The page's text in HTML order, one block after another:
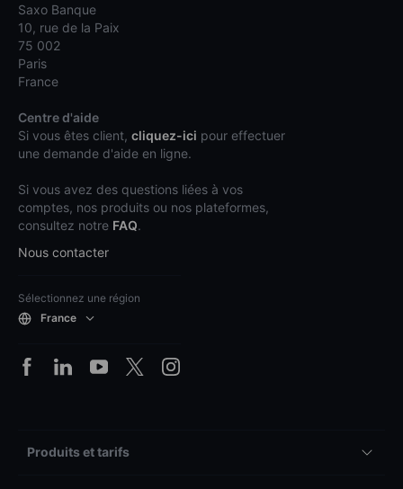
Saxo Banque
10, rue de la Paix
75 002
Paris
France
Centre d'aide
Si vous êtes client, cliquez-ici pour effectuer
une demande d'aide en ligne.
Si vous avez des questions liées à vos
comptes, nos produits ou nos plateformes,
consultez notre FAQ.
Nous contacter
Sélectionnez une région
France
Produits et tarifs